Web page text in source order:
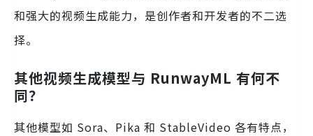
和强大的视频生成能力，是创作者和开发者的不二选
择。
其他视频生成模型与 RunwayML 有何不
同？
其他模型如 Sora、Pika 和 StableVideo 各有特点，